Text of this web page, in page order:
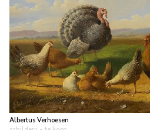
Albertus Verhoesen